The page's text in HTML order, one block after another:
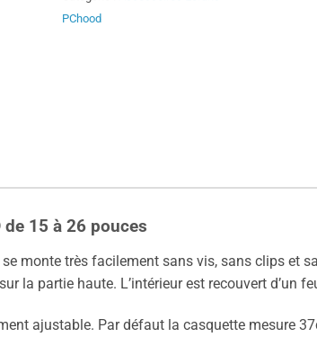
PChood
de 15 à 26 pouces
monte très facilement sans vis, sans clips et
la partie haute. L’intérieur est recouvert d’un
ajustable. Par défaut la casquette mesure